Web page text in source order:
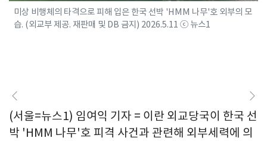
미상 비행체의 타격으로 피해 입은 한국 선박 'HMM 나무'호 외부의 모
습. (외교부 제공. 재판매 및 DB 금지) 2026.5.11 ⓒ 뉴스1
(서울=뉴스1) 임여익 기자 = 이란 외교당국이 한국 선
박 'HMM 나무'호 피격 사건과 관련해 외부세력에 의